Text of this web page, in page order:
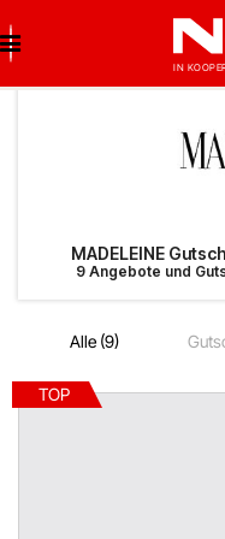
Breuninger
Neueste
Neueste
MADELEINE
9 Angebote und
Alle (9)
TOP